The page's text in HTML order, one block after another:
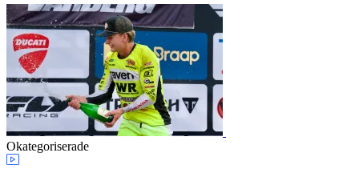
Okategoriserade